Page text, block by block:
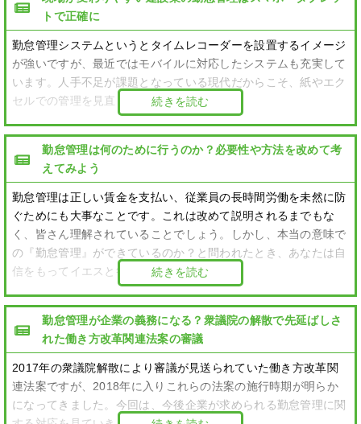
トで正確に
勤怠管理システムというとタイムレコーダーを設置するイメージ
が強いですが、最近ではモバイルに対応したシステムも充実して
います。人手不足が課題となっている現代だからこそ、紙やエク
セルでの管理を見直していきましょう。
続きを読む
勤怠管理は何のために行うのか？必要性や方法を改めて考
えてみよう
勤怠管理は正しい賃金を支払い、従業員の長時間労働を未然に防
ぐためにも大事なことです。これは改めて説明されるまでもな
く、皆さん理解されていることでしょう。しかし、本当の意味で
の『勤怠管理』ができているのか？と問われたとき、あなたは自
信をもってイエスと答えられますか？
続きを読む
勤怠管理が企業の義務になる？衆議院の解散で先延ばしさ
れた働き方改革関連法案の審議
2017年の衆議院解散により審議が見送られていた働き方改革関
連法案ですが、2018年に入りこれらの法案の施行時期が明らか
になってきました。今回は、今後企業が求められる勤怠管理に関